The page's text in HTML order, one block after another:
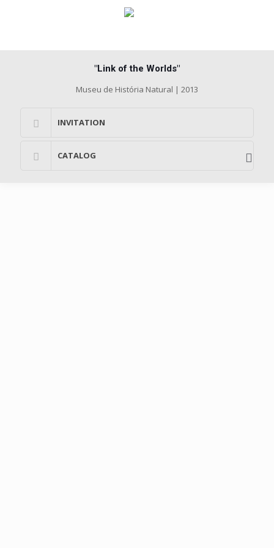
"Link of the Worlds"
Museu de História Natural | 2013
INVITATION
CATALOG